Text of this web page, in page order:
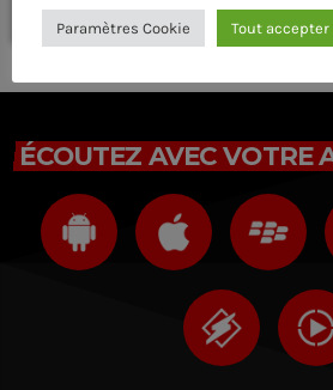
Connectez-vous maintenant
ÉCOUTEZ AVEC VOTRE
Paramètres Cookie Tout accepter